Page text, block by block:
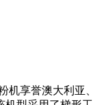
机享誉澳大利亚、